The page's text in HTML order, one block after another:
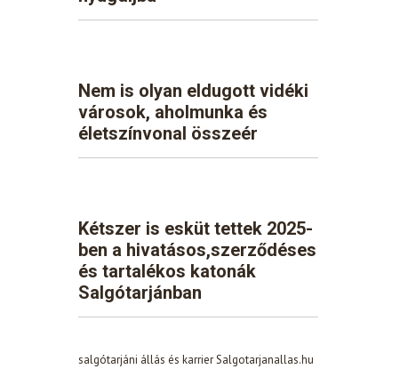
Nem is olyan eldugott vidéki
városok, aholmunka és
életszínvonal összeér
Kétszer is esküt tettek 2025-
ben a hivatásos,szerződéses
és tartalékos katonák
Salgótarjánban
salgótarjáni állás és karrier Salgotarjanallas.hu